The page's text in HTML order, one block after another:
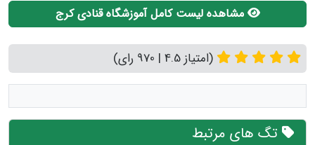
مشاهده لیست کامل آموزشگاه قنادی کرج
(امتیاز 4.5 | 970 رای)
تگ های مرتبط